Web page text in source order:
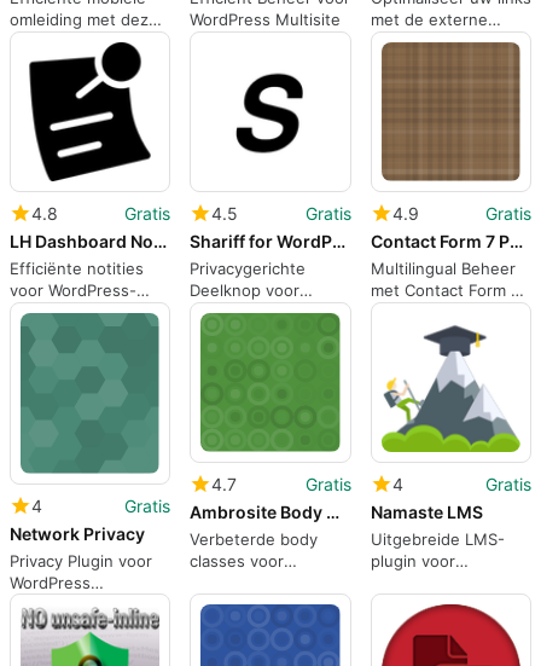
omleiding met deze
WordPress-plugin
WordPress Multisite
met de externe
links-plugin
4.8
Gratis
LH Dashboard Notes
Efficiënte notities
voor WordPress-
dashboard
4.5
Gratis
Shariff for WordPress
Privacygerichte
Deelknop voor
WordPress
4.9
Gratis
Contact Form 7 Polylang Module
Multilingual Beheer
met Contact Form 7
Polylang Module
4
Gratis
Network Privacy
Privacy Plugin voor
WordPress
Netwerken
4.7
Gratis
Ambrosite Body Class Enhanced
Verbeterde body
classes voor
4
Gratis
Namaste LMS
Uitgebreide LMS-
plugin voor